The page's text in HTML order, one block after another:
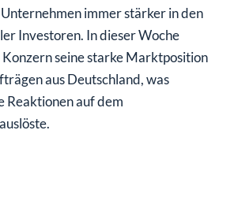
immer stärker in den
Investoren. In dieser Woche
seine starke Marktposition
aus Deutschland, was
Reaktionen auf dem